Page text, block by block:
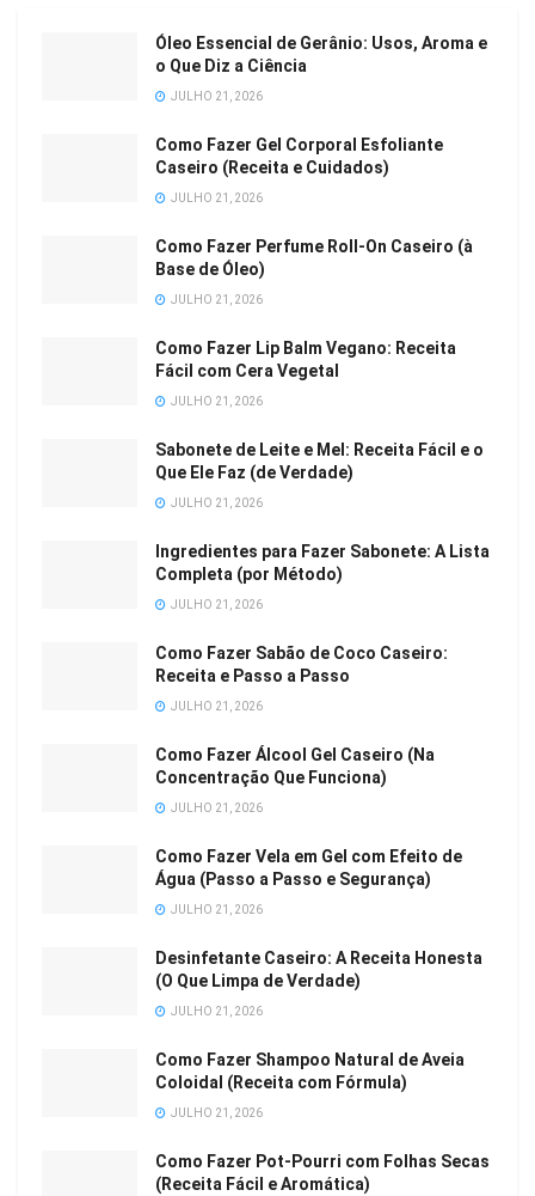
Óleo Essencial de Gerânio: Usos, Aroma e
o Que Diz a Ciência
JULHO 21, 2026
Como Fazer Gel Corporal Esfoliante
Caseiro (Receita e Cuidados)
JULHO 21, 2026
Como Fazer Perfume Roll-On Caseiro (à
Base de Óleo)
JULHO 21, 2026
Como Fazer Lip Balm Vegano: Receita
Fácil com Cera Vegetal
JULHO 21, 2026
Sabonete de Leite e Mel: Receita Fácil e o
Que Ele Faz (de Verdade)
JULHO 21, 2026
Ingredientes para Fazer Sabonete: A Lista
Completa (por Método)
JULHO 21, 2026
Como Fazer Sabão de Coco Caseiro:
Receita e Passo a Passo
JULHO 21, 2026
Como Fazer Álcool Gel Caseiro (Na
Concentração Que Funciona)
JULHO 21, 2026
Como Fazer Vela em Gel com Efeito de
Água (Passo a Passo e Segurança)
JULHO 21, 2026
Desinfetante Caseiro: A Receita Honesta
(O Que Limpa de Verdade)
JULHO 21, 2026
Como Fazer Shampoo Natural de Aveia
Coloidal (Receita com Fórmula)
JULHO 21, 2026
Como Fazer Pot-Pourri com Folhas Secas
(Receita Fácil e Aromática)